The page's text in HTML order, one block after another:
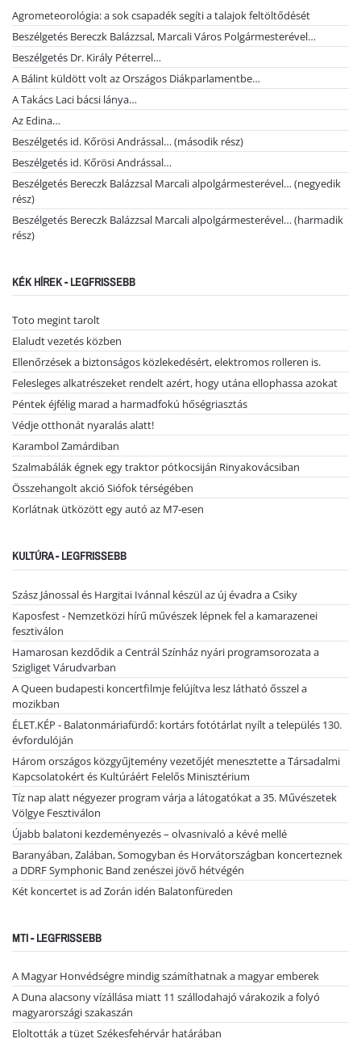
Agrometeorológia: a sok csapadék segíti a talajok feltöltődését
Beszélgetés Bereczk Balázzsal, Marcali Város Polgármesterével…
Beszélgetés Dr. Király Péterrel…
A Bálint küldött volt az Országos Diákparlamentbe…
A Takács Laci bácsi lánya…
Az Edina…
Beszélgetés id. Kőrösi Andrással… (második rész)
Beszélgetés id. Kőrösi Andrással…
Beszélgetés Bereczk Balázzsal Marcali alpolgármesterével… (negyedik
rész)
Beszélgetés Bereczk Balázzsal Marcali alpolgármesterével… (harmadik
rész)
KÉK HÍREK - LEGFRISSEBB
Toto megint tarolt
Elaludt vezetés közben
Ellenőrzések a biztonságos közlekedésért, elektromos rolleren is.
Felesleges alkatrészeket rendelt azért, hogy utána ellophassa azokat
Péntek éjfélig marad a harmadfokú hőségriasztás
Védje otthonát nyaralás alatt!
Karambol Zamárdiban
Szalmabálák égnek egy traktor pótkocsiján Rinyakovácsiban
Összehangolt akció Siófok térségében
Korlátnak ütközött egy autó az M7-esen
KULTÚRA - LEGFRISSEBB
Szász Jánossal és Hargitai Ivánnal készül az új évadra a Csiky
Kaposfest - Nemzetközi hírű művészek lépnek fel a kamarazenei
fesztiválon
Hamarosan kezdődik a Centrál Színház nyári programsorozata a
Szigliget Várudvarban
A Queen budapesti koncertfilmje felújítva lesz látható ősszel a
mozikban
ÉLET.KÉP - Balatonmáriafürdő: kortárs fotótárlat nyílt a település 130.
évfordulóján
Három országos közgyűjtemény vezetőjét menesztette a Társadalmi
Kapcsolatokért és Kultúráért Felelős Minisztérium
Tíz nap alatt négyezer program várja a látogatókat a 35. Művészetek
Völgye Fesztiválon
Újabb balatoni kezdeményezés – olvasnivaló a kévé mellé
Baranyában, Zalában, Somogyban és Horvátországban koncerteznek
a DDRF Symphonic Band zenészei jövő hétvégén
Két koncertet is ad Zorán idén Balatonfüreden
MTI - LEGFRISSEBB
A Magyar Honvédségre mindig számíthatnak a magyar emberek
A Duna alacsony vízállása miatt 11 szállodahajó várakozik a folyó
magyarországi szakaszán
Eloltották a tüzet Székesfehérvár határában